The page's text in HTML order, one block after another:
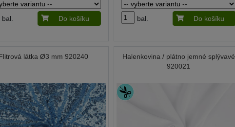
bal. Do košíku bal. Do košíku
látka Ø3 mm 920240
Halenkovina / plátno jemné splývavé
920021